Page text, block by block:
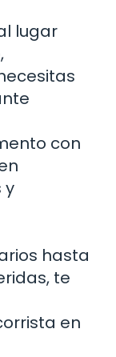
lugar
con
y
hasta
te
en